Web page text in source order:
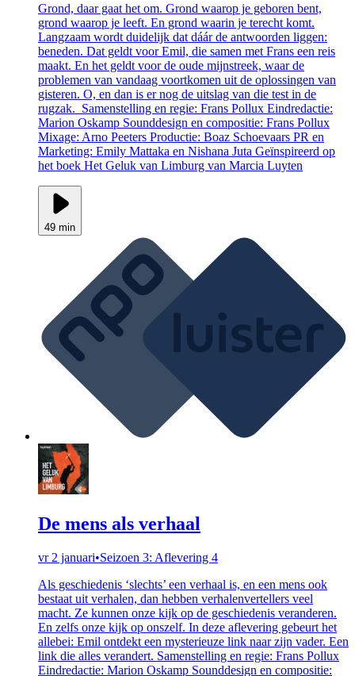
Grond, daar gaat het om. Grond waarop je geboren bent,
grond waarop je leeft. En grond waarin je terecht komt.
Langzaam wordt duidelijk dat dáár de antwoorden liggen:
beneden. Dat geldt voor Emil, die samen met Frans een reis
maakt. En het geldt voor de oude mijnstreek, waar de
problemen van vandaag voortkomen uit de oplossingen van
gisteren. O, en dan is er nog de uitslag van die test in de
rugzak. Samenstelling en regie: Frans Pollux Eindredactie:
Marion Oskamp Sounddesign en compositie: Frans Pollux
Mixage: Arno Peeters Productie: Boaz Schoevaars PR en
Marketing: Emily Mattaka en Nishana Juta Geïnspireerd op
het boek Het Geluk van Limburg van Marcia Luyten
49 min
De mens als verhaal
vr 2 januari•Seizoen 3: Aflevering 4
Als geschiedenis ‘slechts’ een verhaal is, en een mens ook
bestaat uit verhalen, dan hebben verhalenvertellers veel
macht. Ze kunnen onze kijk op de geschiedenis veranderen.
En zelfs onze kijk op onszelf. In deze aflevering gebeurt het
allebei: Emil ontdekt een mysterieuze link naar zijn vader. Een
link die alles verandert. Samenstelling en regie: Frans Pollux
Eindredactie: Marion Oskamp Sounddesign en compositie: